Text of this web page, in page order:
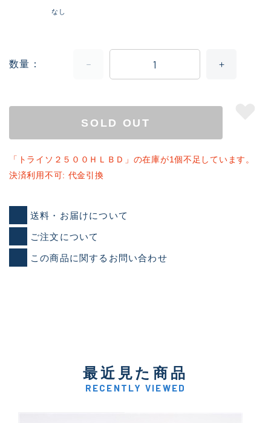
なし
数量
SOLD OUT
「トライソ２５００ＨＬＢＤ」の在庫が1個不足しています。
決済利用不可: 代金引換
送料・お届けについて
ご注文について
この商品に関するお問い合わせ
最近見た商品
RECENTLY VIEWED